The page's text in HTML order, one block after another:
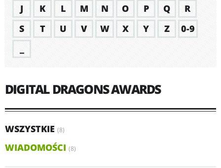
J
K L M N O P Q
R
S
T U V W X Y Z
0-9
DIGITAL DRAGONS AWARDS
WSZYSTKIE (8)
WIADOMOŚCI (8)